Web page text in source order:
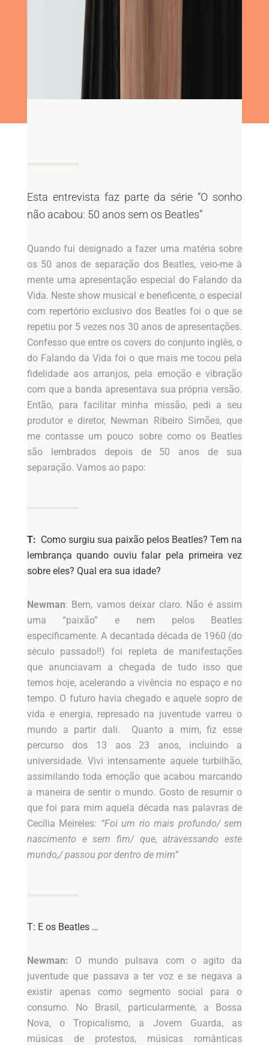
Esta entrevista faz parte da série “O sonho
não acabou: 50 anos sem os Beatles”
Quando fui designado a fazer uma matéria sobre
os 50 anos de separação dos Beatles, veio-me à
mente uma apresentação especial do Falando da
Vida. Neste show musical e beneficente, o especial
com repertório exclusivo dos Beatles foi o que se
repetiu por 5 vezes nos 30 anos de apresentações.
Confesso que entre os covers do conjunto inglês, o
do Falando da Vida foi o que mais me tocou pela
fidelidade aos arranjos, pela emoção e vibração
com que a banda apresentava sua própria versão.
Então, para facilitar minha missão, pedi a seu
produtor e diretor, Newman Ribeiro Simões, que
me contasse um pouco sobre como os Beatles
são lembrados depois de 50 anos de sua
separação. Vamos ao papo:
T: Como surgiu sua paixão pelos Beatles? Tem na
lembrança quando ouviu falar pela primeira vez
sobre eles? Qual era sua idade?
Newman: Bem, vamos deixar claro. Não é assim
uma “paixão” e nem pelos Beatles
especificamente. A decantada década de 1960 (do
século passado!!) foi repleta de manifestações
que anunciavam a chegada de tudo isso que
temos hoje, acelerando a vivência no espaço e no
tempo. O futuro havia chegado e aquele sopro de
vida e energia, represado na juventude varreu o
mundo a partir dali. Quanto a mim, fiz esse
percurso dos 13 aos 23 anos, incluindo a
universidade. Vivi intensamente aquele turbilhão,
assimilando toda emoção que acabou marcando
a maneira de sentir o mundo. Gosto de resumir o
que foi para mim aquela década nas palavras de
Cecília Meireles: “Foi um rio mais profundo/ sem
nascimento e sem fim/ que, atravessando este
mundo,/ passou por dentro de mim”
T: E os Beatles …
Newman: O mundo pulsava com o agito da
juventude que passava a ter voz e se negava a
existir apenas como segmento social para o
consumo. No Brasil, particularmente, a Bossa
Nova, o Tropicalismo, a Jovem Guarda, as
músicas de protestos, músicas românticas